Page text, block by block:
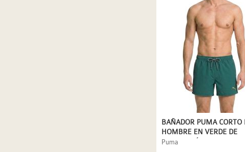
BAÑADOR PUMA CORTO
HOMBRE EN VERDE DE
SECADO RÁPIDO
Puma